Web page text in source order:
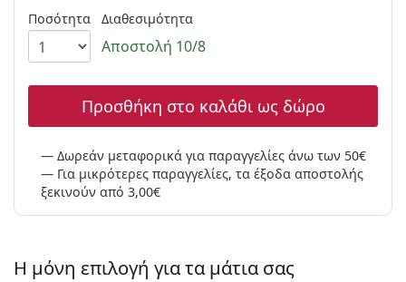
Persol
Prada
Όλες οι μάρκες
Ποσότητα Διαθεσιμότητα
Αποστολή 10/8
Προσθήκη στο καλάθι ως δώρο
Δωρεάν μεταφορικά για παραγγελίες άνω των 50€
Για μικρότερες παραγγελίες, τα έξοδα αποστολής
ξεκινούν από 3,00€
Η μόνη επιλογή για τα μάτια σας